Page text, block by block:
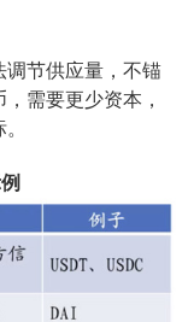
调节供应量，不锚
需要更少资本，